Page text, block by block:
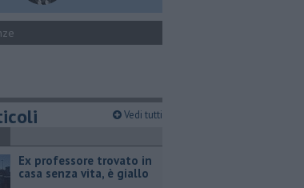
Vedi tutti
Ex professore trovato in
casa senza vita, è giallo